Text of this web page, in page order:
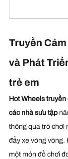
Truyền
và Phát
trẻ em
Hot Wheels
các nhà sưu tập
thông qua trò chơi
đẩy xe vòng vòng.
một món đồ chơi